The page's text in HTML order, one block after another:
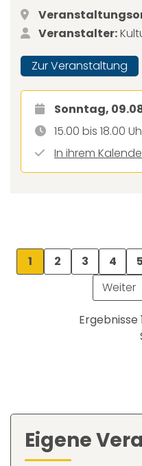
Veranstalter:
Zur Veranstaltung
Sonntag,
15.00 bis 18.00
In ihrem
1 2 3 4 5
Weiter
Ergebnisse
Eigene